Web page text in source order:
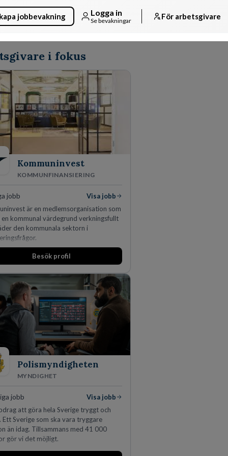
jobbevakning Logga in
Se bevakningar För arbetsgivare
i fokus
Kommuninvest
KOMMUNFINANSIERING
jobb
Visa jobb
är en medlemsorganisation som
kommunal värdegrund verkningsfullt
den kommunala sektorn i
Besök profil
Polismyndigheten
MYNDIGHET
jobb
Visa jobb
att göra hela Sverige tryggt och
Ett Sverige som ska vara tryggare
än idag. Tillsammans med 41 000
gör vi det möjligt.